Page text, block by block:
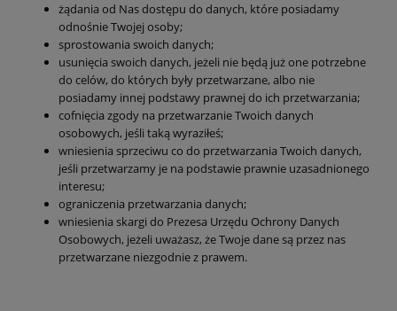
żądania od Nas dostępu do danych, które posiadamy
odnośnie Twojej osoby;
sprostowania swoich danych;
usunięcia swoich danych, jeżeli nie będą już one potrzebne
do celów, do których były przetwarzane, albo nie
posiadamy innej podstawy prawnej do ich przetwarzania;
cofnięcia zgody na przetwarzanie Twoich danych
osobowych, jeśli taką wyraziłeś;
wniesienia sprzeciwu co do przetwarzania Twoich danych,
jeśli przetwarzamy je na podstawie prawnie uzasadnionego
interesu;
ograniczenia przetwarzania danych;
wniesienia skargi do Prezesa Urzędu Ochrony Danych
Osobowych, jeżeli uważasz, że Twoje dane są przez nas
przetwarzane niezgodnie z prawem.